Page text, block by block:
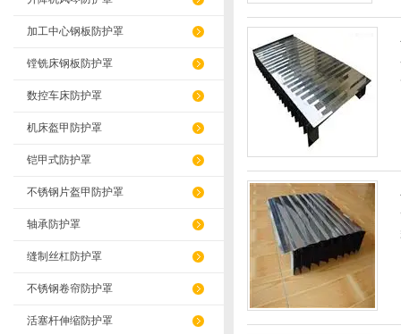
加工中心钢板防护罩
镗铣床钢板防护罩
数控车床防护罩
机床盔甲防护罩
铠甲式防护罩
不锈钢片盔甲防护罩
轴承防护罩
缝制丝杠防护罩
不锈钢卷帘防护罩
活塞杆伸缩防护罩